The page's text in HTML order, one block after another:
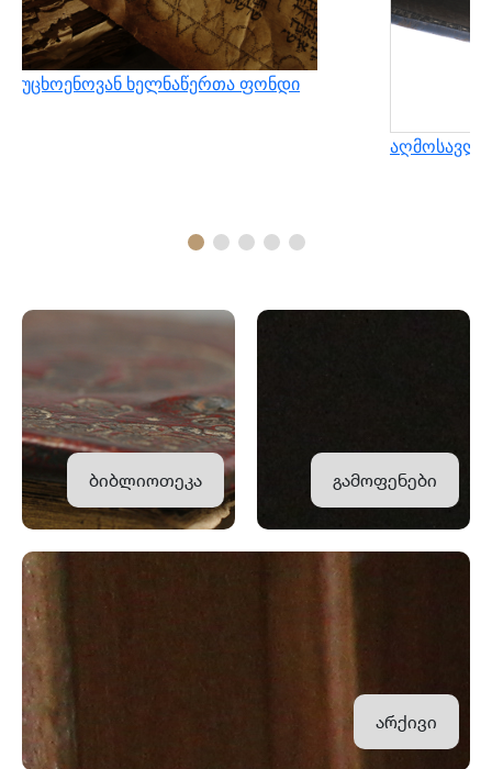
უცხოენოვან ხელნაწერთა ფონდი
ბიბლიოთეკა გამოფენები
არქივი